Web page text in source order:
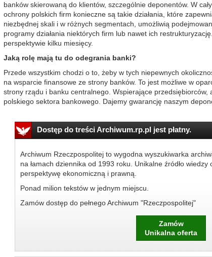
banków skierowaną do klientów, szczególnie deponentów. W
ochrony polskich firm konieczne są takie działania, które
niezbędnej skali i w różnych segmentach, umożliwią
programy działania niektórych firm lub nawet ich
perspektywie kilku miesięcy.
Jaką rolę mają tu do odegrania banki?
Przede wszystkim chodzi o to, żeby w tych niepewnych
na wsparcie finansowe ze strony banków. To jest możliwe w
strony rządu i banku centralnego. Wspierające przedsiębiorców,
polskiego sektora bankowego. Dajemy gwarancję naszym
Dostęp do treści Archiwum.rp.pl jest płatny.
Archiwum Rzeczpospolitej to wygodna wyszukiwarka
na łamach dziennika od 1993 roku. Unikalne źródło
perspektywę ekonomiczną i prawną.
Ponad milion tekstów w jednym miejscu.
Zamów dostęp do pełnego Archiwum "Rzeczpospolitej"
Zamów
Unikalna oferta